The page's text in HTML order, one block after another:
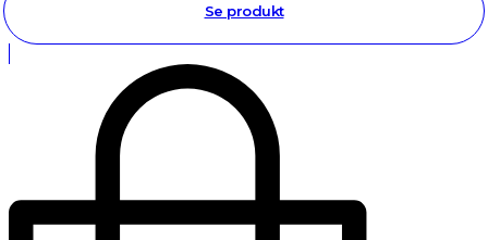
Se produkt